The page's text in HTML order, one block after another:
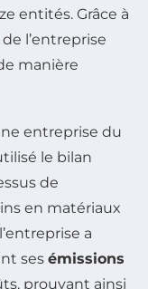
entités. Grâce à
l’entreprise
manière
entreprise du
le bilan
de
en matériaux
a
ses émissions
prouvant ainsi